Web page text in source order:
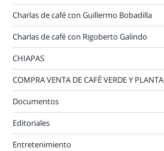
Charlas de café con Guillermo Bobadilla
Charlas de café con Rigoberto Galindo
CHIAPAS
COMPRA VENTA DE CAFÉ VERDE Y PLANTA
Documentos
Editoriales
Entretenimiento